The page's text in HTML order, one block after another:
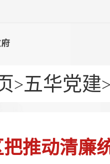
>五华党建
推动清廉